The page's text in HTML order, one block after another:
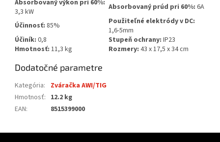
Absorbovaný výkon pri 60%:
3,3 kW
Absorbovaný prúd pri 60%: 6A
Účinnosť: 85%
Použiteľné elektródy v DC:
1,6-5mm
Účiník: 0,8 Stupeň ochrany: IP23
Hmotnosť: 11,3 kg Rozmery: 43 x 17,5 x 34 cm
Dodatočné parametre
Kategória:
Zváračka AWI/TIG
Hmotnosť: 12.2 kg
EAN: 8515399000